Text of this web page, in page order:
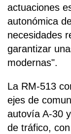
actuaciones
autonómica
necesidades
garantizar
modernas".
La RM-513
ejes de
autovía A-30
de tráfico,